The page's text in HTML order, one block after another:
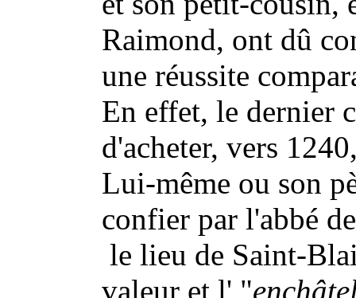
Raimond, ont dû
une réussite
En effet, le dernier
d'acheter, vers
Lui-même ou son
confier par l'abbé
le lieu de Saint-
valeur et l' "